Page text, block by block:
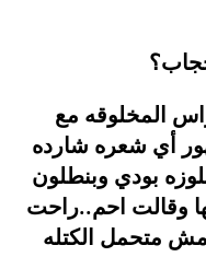
المخلوقه مع
أي شعره شارده
بودي وبنطلون
وقالت احم..راحت
مش متحمل الكتله